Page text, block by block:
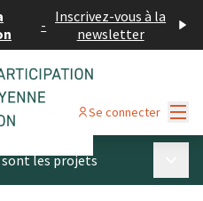
- Inscrivez-vous à la
newsletter
Se connecter
sont les projets